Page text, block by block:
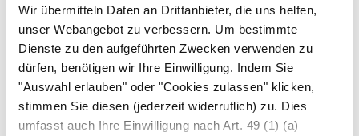
Wir übermitteln Daten an Drittanbieter, die uns helfen,
unser Webangebot zu verbessern. Um bestimmte
Dienste zu den aufgeführten Zwecken verwenden zu
dürfen, benötigen wir Ihre Einwilligung. Indem Sie
"Auswahl erlauben" oder "Cookies zulassen" klicken,
stimmen Sie diesen (jederzeit widerruflich) zu. Dies
umfasst auch Ihre Einwilligung nach Art. 49 (1) (a)
innere Kapsel (Capsula interna)
Kräftiges Bündel von markhaltigen Nervenfasern
im Gehirn, die beide Großhirnrinden
miteinander und mit anderen Hirnteilen sowie
dem Rückenmark verbinden.